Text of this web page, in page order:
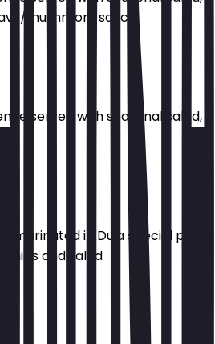
mushroom sauce
served with seasonal salad,
marinated in Du'a special peri
chips and salad